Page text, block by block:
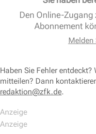
Den Online-Zugang
Abonnement
Melden
Haben Sie Fehler
mitteilen? Dann
redaktion@zfk.de.